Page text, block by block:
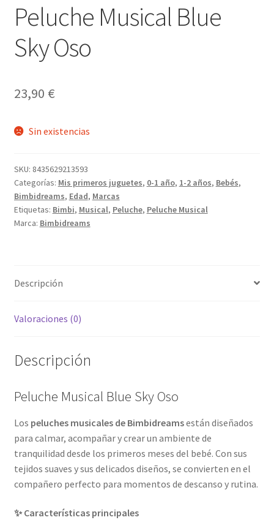
Peluche Musical Blue
Sky Oso
23,90 €
Sin existencias
SKU: 8435629213593
Categorías: Mis primeros juguetes, 0-1 año, 1-2 años, Bebés,
Bimbidreams, Edad, Marcas
Etiquetas: Bimbi, Musical, Peluche, Peluche Musical
Marca: Bimbidreams
Descripción
Valoraciones (0)
Descripción
Peluche Musical Blue Sky Oso
Los peluches musicales de Bimbidreamsestán diseñados
para calmar, acompañar y crear un ambiente de
tranquilidad desde los primeros meses del bebé. Con sus
tejidos suaves y sus delicados diseños, se convierten en el
compañero perfecto para momentos de descanso y rutina.
✨ Características principales